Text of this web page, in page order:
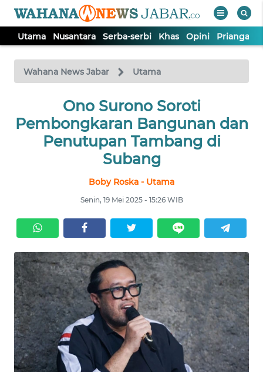
Utama Nusantara Serba-serbi Khas Opini Priangan
Wahana News Jabar Utama
Ono Surono Soroti
Pembongkaran Bangunan dan
Penutupan Tambang di
Subang
Boby Roska - Utama
Senin, 19 Mei 2025 - 15:26 WIB
TV
Tutup
NUSANTARA
KHAS
OPINI
PRIANGAN
TIMUR
SUKABUMI
PURWAKARTA